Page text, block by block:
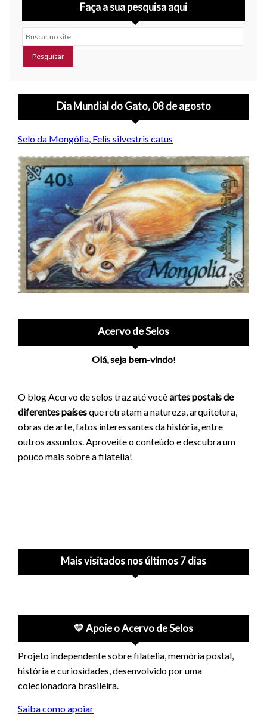
Faça a sua pesquisa aqui
Buscar no site
Dia Mundial do Gato, 08 de agosto
Selo da Mongólia, Felis silvestris catus
Acervo de Selos
Olá, seja bem-vindo!
O blog Acervo de selos traz até vocêartes postais de
diferentes paísesque retratam a natureza, arquitetura,
obras de arte, fatos interessantes da história, entre
outros assuntos. Aproveite o conteúdo e descubra um
pouco mais sobre a filatelia!
Mais visitados nos últimos 7 dias
💛 Apoie o Acervo de Selos
Projeto independente sobre filatelia, memória postal,
história e curiosidades, desenvolvido por uma
colecionadora brasileira.
Saiba como apoiar